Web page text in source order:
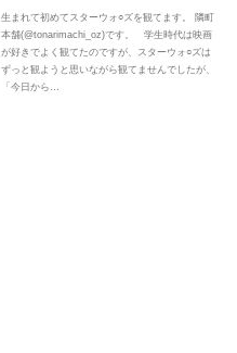
生まれて初めてスターウォ○ズを観てます。 隣町
本舗(@tonarimachi_oz)です。 学生時代は映画
が好きでよく観てたのですが、スターウォ○ズは
ずっと観ようと思いながら観てませんでしたが、
「今日から…